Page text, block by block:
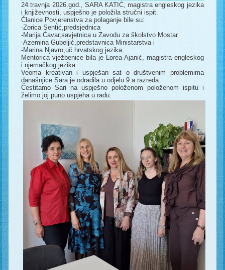
24.travnja 2026.god., SARA KATIĆ, magistra engleskog jezika
i književnosti, uspješno je položila stručni ispit.
Članice Povjerenstva za polaganje bile su:
-Zorica Sentić,predsjednica
-Marija Ćavar,savjetnica u Zavodu za školstvo Mostar
-Azemina Gubeljić,predstavnica Ministarstva i
-Marina Njavro,uč.hrvatskog jezika.
Mentorica vježbenice bila je Lorea Ajanić, magistra engleskog
i njemačkog jezika.
Veoma kreativan i uspješan sat o društvenim problemima
današnjice Sara je odradila u odjelu 9.a razreda.
Čestitamo Sari na uspješno položenom položenom ispitu i
želimo joj puno uspjeha u radu.